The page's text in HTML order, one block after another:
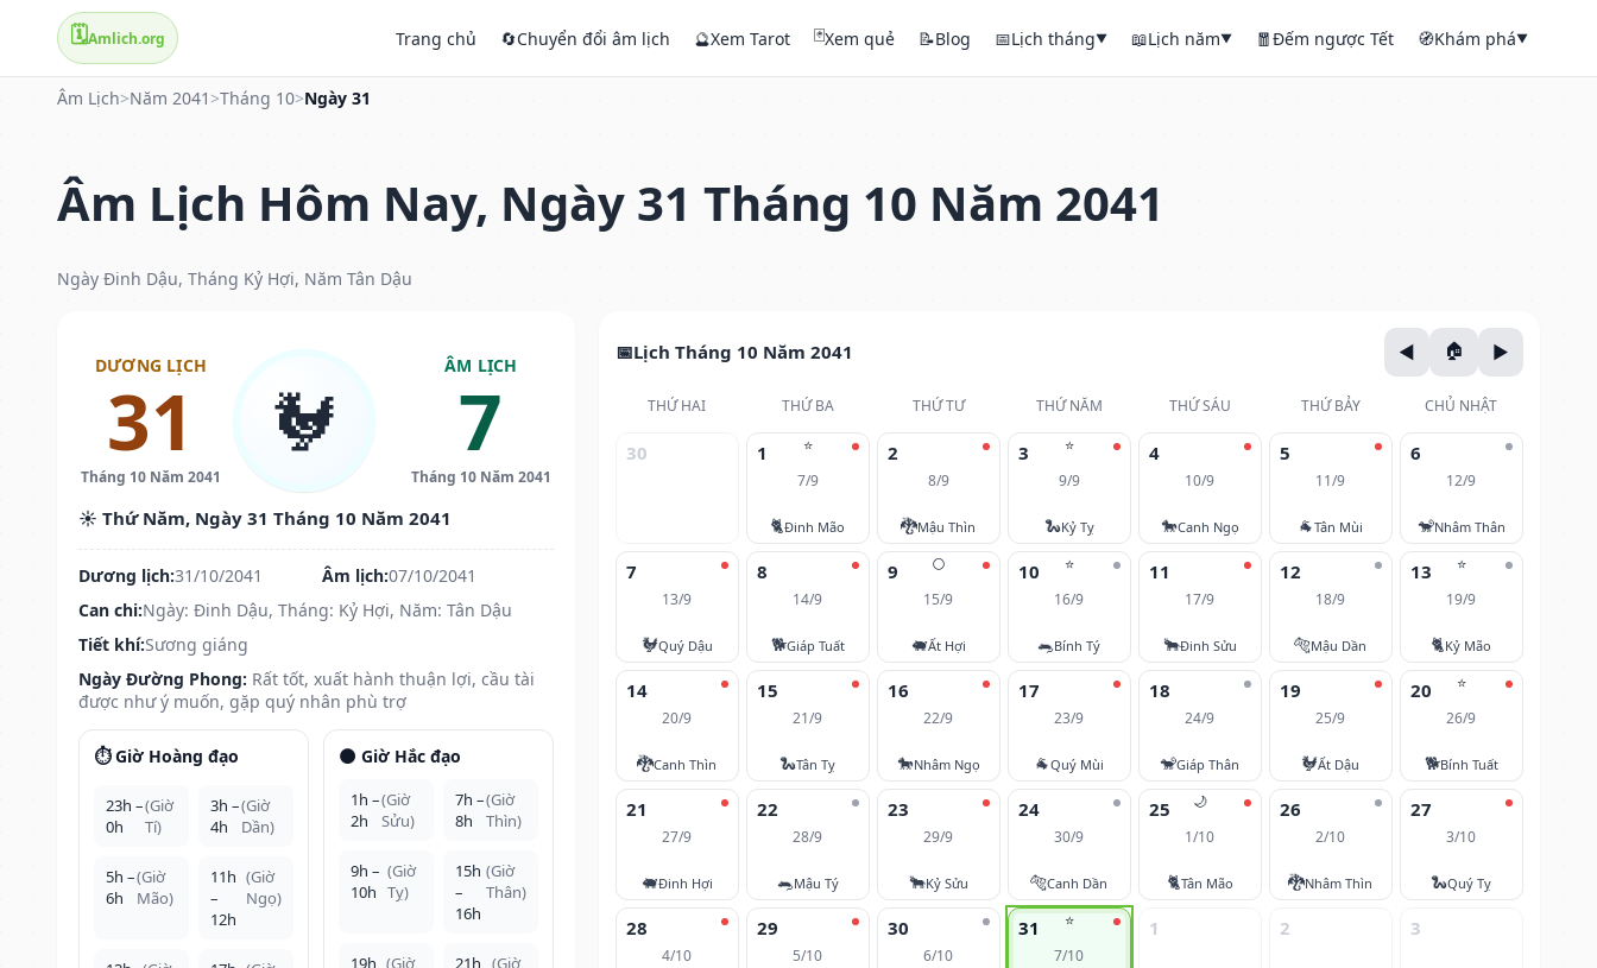
🗓️Amlich.org Trang chủ 🔄Chuyển đổi âm lịch 🔮Xem Tarot 🃏Xem quẻ 📝Blog 📅Lịch tháng▼ 📖Lịch năm▼ 🧧Đếm ngược Tết 🧭Khám phá▼
Âm Lịch>Năm 2041 >Tháng 10>Ngày 31
Âm Lịch Hôm Nay, Ngày 31 Tháng 10 Năm 2041
Ngày Đinh Dậu, Tháng Kỷ Hợi, Năm Tân Dậu
DƯƠNG LỊCH
31
Tháng 10 Năm 2041
🐓
ÂM LỊCH
7
Tháng 10 Năm 2041
☀️ Thứ Năm, Ngày 31 Tháng 10 Năm 2041
Dương lịch:31/10/2041 Âm lịch:07/10/2041
Can chi:Ngày: Đinh Dậu, Tháng: Kỷ Hợi, Năm: Tân Dậu
Tiết khí:Sương giáng
Ngày Đường Phong: Rất tốt, xuất hành thuận lợi, cầu tài
được như ý muốn, gặp quý nhân phù trợ
⏱️ Giờ Hoàng đạo
23h –
0h
(Giờ
Tí)
3h –
4h
(Giờ
Dần)
5h –
6h
(Giờ
Mão)
11h
–
12h
(Giờ
Ngọ)
🌑 Giờ Hắc đạo
1h –
2h
(Giờ
Sửu)
7h –
8h
(Giờ
Thìn)
9h –
10h
(Giờ
Tỵ)
15h
–
16h
(Giờ
Thân)
19h (Giờ
21h (Giờ
Lịch Tháng 10 Năm 2041
THỨ HAI THỨ BA THỨ TƯ THỨ NĂM THỨ SÁU THỨ BẢY CHỦ NHẬT
30 ⭐
1
7/9
🐈Đinh Mão
2
8/9
🐉Mậu Thìn
⭐
3
9/9
🐍Kỷ Tỵ
4
10/9
🐎Canh Ngọ
5
11/9
🐐Tân Mùi
6
12/9
🐒Nhâm Thân
7
13/9
🐓Quý Dậu
8
14/9
🐕Giáp Tuất
🌕
9
15/9
🐖Ất Hợi
⭐
10
16/9
🐀Bính Tý
11
17/9
🐂Đinh Sửu
12
18/9
🐅Mậu Dần
⭐
13
19/9
🐈Kỷ Mão
14
20/9
🐉Canh Thìn
15
21/9
🐍Tân Tỵ
16
22/9
🐎Nhâm Ngọ
17
23/9
🐐Quý Mùi
18
24/9
🐒Giáp Thân
19
25/9
🐓Ất Dậu
⭐
20
26/9
🐕Bính Tuất
21
27/9
🐖Đinh Hợi
22
28/9
🐀Mậu Tý
23
29/9
🐂Kỷ Sửu
24
30/9
🐅Canh Dần
🌙
25
1/10
🐈Tân Mão
26
2/10
🐉Nhâm Thìn
27
3/10
🐍Quý Tỵ
28
4/10
29
5/10
30
6/10
⭐
31
7/10
1 2 3